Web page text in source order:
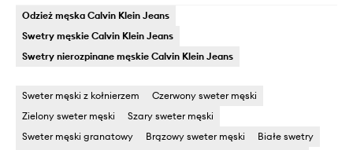
Odzież męska Calvin Klein Jeans
Swetry męskie Calvin Klein Jeans
Swetry nierozpinane męskie Calvin Klein Jeans
Sweter męski z kołnierzem
Czerwony sweter męski
Zielony sweter męski
Szary sweter męski
Sweter męski granatowy
Brązowy sweter męski
Białe swetry